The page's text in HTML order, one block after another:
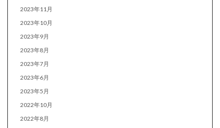
2023年11月
2023年10月
2023年9月
2023年8月
2023年7月
2023年6月
2023年5月
2022年10月
2022年8月